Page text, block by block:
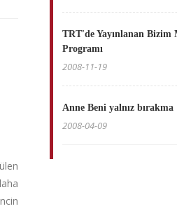
TRT'de Yayınlanan Bizim
Programı
2008-11-19
Anne Beni yalnız bırakma
2008-04-09